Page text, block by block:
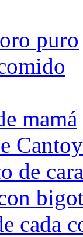
puro
mamá
de
cada